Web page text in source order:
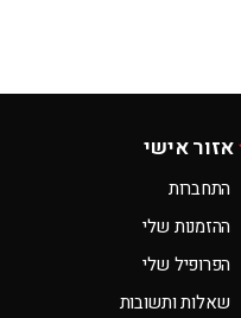
אזור אישי
התחברות
ההזמנות שלי
הפרופיל שלי
שאלות ותשובות